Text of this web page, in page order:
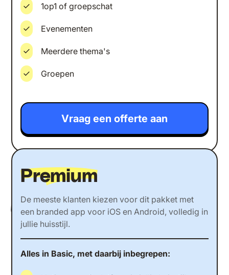
1op1 of groepschat
Evenementen
Meerdere thema's
Groepen
Vraag een offerte aan
Premium
De meeste klanten kiezen voor dit pakket met
een branded app voor iOS en Android, volledig in
jullie huisstijl.
Alles in Basic, met daarbij inbegrepen: